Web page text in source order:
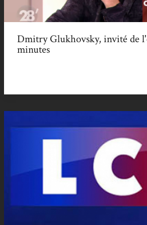
Dmitry Glukhovsky, invité de
minutes